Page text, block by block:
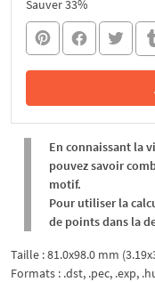
Sauver 33%
En connaissant la
pouvez savoir
motif.
Pour utiliser la
de points dans la
Taille : 81.0x98.0 mm
Formats : .dst, .pec, .exp,